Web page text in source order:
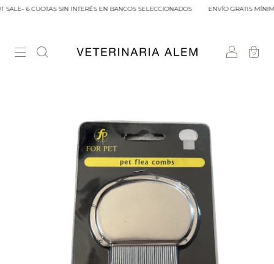
6 CUOTAS SIN INTERÉS EN BANCOS SELECCIONADOS ENVÍO GRATIS
0